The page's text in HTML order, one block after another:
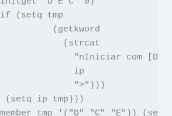
if ( setq
tmp
( getkword
( strcat
"nIniciar com
ip
">" )))
(
setq ip tmp )))
member tmp ' ( "D" "C" "E" )) ( setq